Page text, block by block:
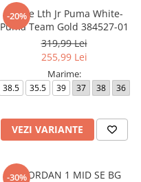
-20%
Mayze Lth Jr Puma White-
Puma Team Gold 384527-01
319,99 Lei
255,99 Lei
Marime:
38.5 35.5 39 37 38 36
VEZI VARIANTE
-30%
AIR JORDAN 1 MID SE BG